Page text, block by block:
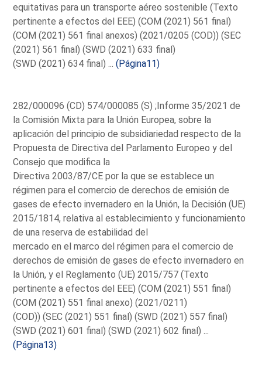
equitativas para un transporte aéreo sostenible (Texto
pertinente a efectos del EEE) (COM (2021) 561 final)
(COM (2021) 561 final anexos) (2021/0205 (COD)) (SEC
(2021) 561 final) (SWD (2021) 633 final)
(SWD (2021) 634 final) ...(Página11)
282/000096 (CD) 574/000085 (S) ;Informe 35/2021 de
la Comisión Mixta para la Unión Europea, sobre la
aplicación del principio de subsidiariedad respecto de la
Propuesta de Directiva del Parlamento Europeo y del
Consejo que modifica la
Directiva 2003/87/CE por la que se establece un
régimen para el comercio de derechos de emisión de
gases de efecto invernadero en la Unión, la Decisión (UE)
2015/1814, relativa al establecimiento y funcionamiento
de una reserva de estabilidad del
mercado en el marco del régimen para el comercio de
derechos de emisión de gases de efecto invernadero en
la Unión, y el Reglamento (UE) 2015/757 (Texto
pertinente a efectos del EEE) (COM (2021) 551 final)
(COM (2021) 551 final anexo) (2021/0211)
(COD)) (SEC (2021) 551 final) (SWD (2021) 557 final)
(SWD (2021) 601 final) (SWD (2021) 602 final) ...
(Página13)